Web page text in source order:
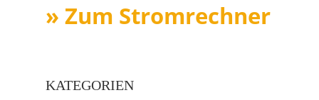
» Zum Stromrechner
KATEGORIEN